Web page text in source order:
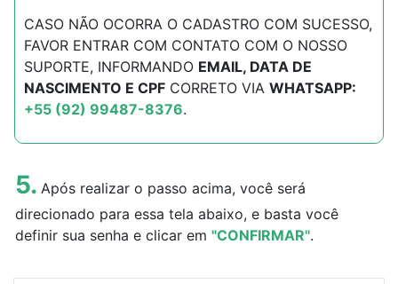
CASO NÃO OCORRA O CADASTRO COM SUCESSO,
FAVOR ENTRAR COM CONTATO COM O NOSSO
SUPORTE, INFORMANDO EMAIL, DATA DE
NASCIMENTO E CPF CORRETO VIA WHATSAPP:
+55 (92) 99487-8376.
5. Após realizar o passo acima, você será
direcionado para essa tela abaixo, e basta você
definir sua senha e clicar em "CONFIRMAR".